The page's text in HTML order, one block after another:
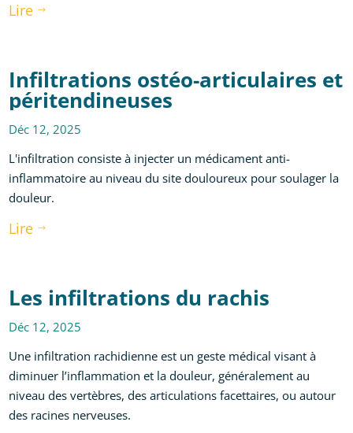
Lire $
Infiltrations ostéo-articulaires et
péritendineuses
Déc 12, 2025
L'infiltration consiste à injecter un médicament anti-
inflammatoire au niveau du site douloureux pour soulager la
douleur.
Lire $
Les infiltrations du rachis
Déc 12, 2025
Une infiltration rachidienne est un geste médical visant à
diminuer l’inflammation et la douleur, généralement au
niveau des vertèbres, des articulations facettaires, ou autour
des racines nerveuses.